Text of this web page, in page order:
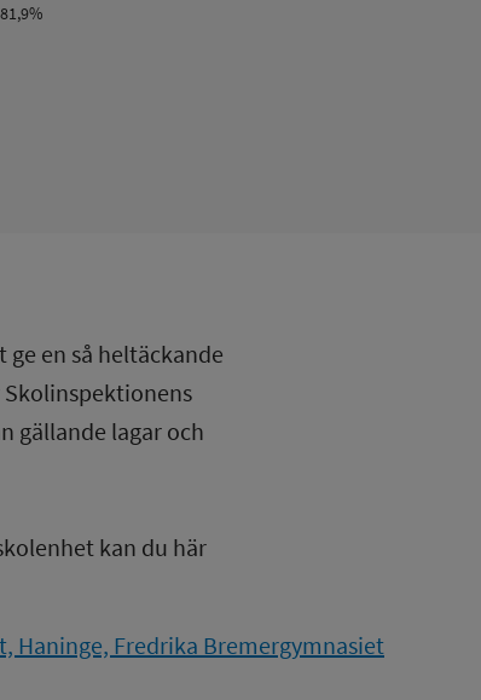
en så heltäckande
Skolinspektionens
gällande lagar och
kan du här
Haninge, Fredrika Bremergymnasiet